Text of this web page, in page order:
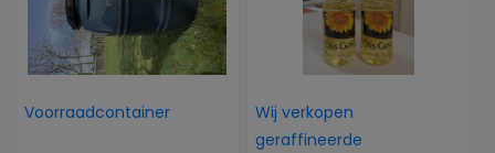
Voorraadcontainer
Wij verkopen
geraffineerde